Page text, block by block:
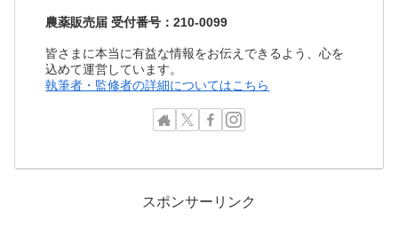
農薬販売届 受付番号：210-0099
皆さまに本当に有益な情報をお伝えできるよう、心を
込めて運営しています。
執筆者・監修者の詳細についてはこちら
スポンサーリンク